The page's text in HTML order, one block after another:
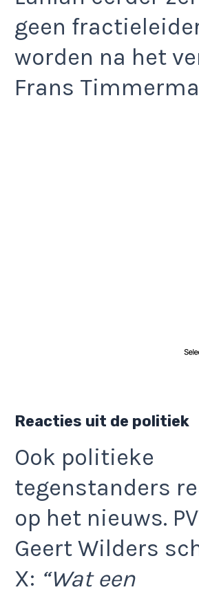
geen
worden na het
Frans
Reacties uit de politiek
Ook politieke
tegenstanders
op het nieuws.
Geert Wilders
X: “Wat een